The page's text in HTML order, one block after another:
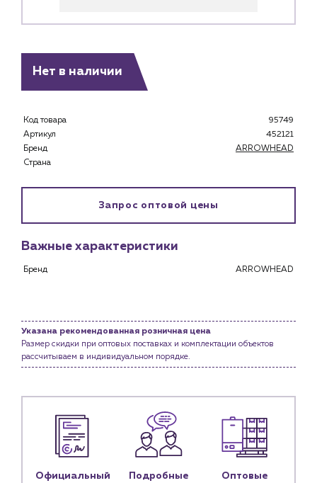
Монтажным бригадам
Предприятиям и юр.лицам
О компании
Сервис и обслуживание инженерных систем
Доставка
Новости
Блог
Личный кабинет
Нет в наличии
Код товара
95749
Артикул
452121
Бренд
ARROWHEAD
Страна
Запрос оптовой цены
Важные характеристики
Бренд ARROWHEAD
Указана рекомендованная розничная цена
Размер скидки при оптовых поставках и комплектации объектов
рассчитываем в индивидуальном порядке.
Официальный
Подробные
Оптовые